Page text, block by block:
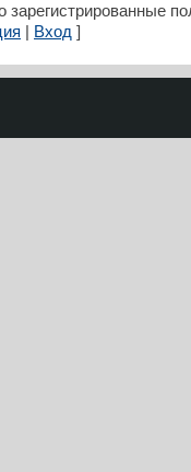
Вход ]